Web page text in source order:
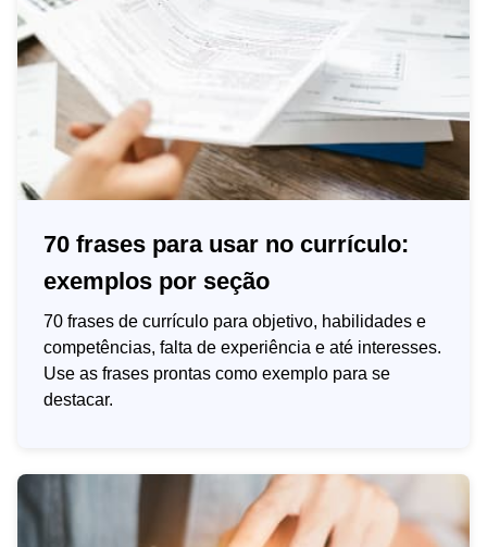
70 frases para usar no currículo:
exemplos por seção
70 frases de currículo para objetivo, habilidades e
competências, falta de experiência e até interesses.
Use as frases prontas como exemplo para se
destacar.